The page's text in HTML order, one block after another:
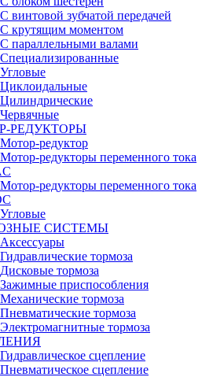
винтовой зубчатой передачей
крутящим моментом
параллельными валами
РЕДУКТОРЫ
редуктор
редукторы переменного тока
редукторы переменного тока
СИСТЕМЫ
тормоза
тормоза
приспособления
тормоза
тормоза
тормоза
сцепление
сцепление